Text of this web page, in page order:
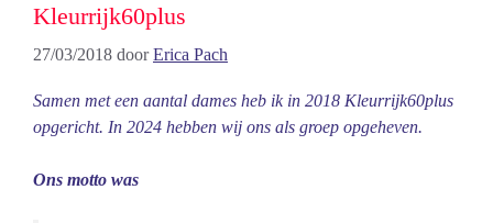
Kleurrijk60plus
27/03/2018 doorErica Pach
Samen met een aantal dames heb ik in 2018 Kleurrijk60plus
opgericht. In 2024 hebben wij ons als groep opgeheven.
Ons motto was